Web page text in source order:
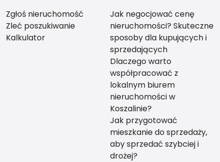
Zgłoś nieruchomość
Zleć poszukiwanie
Kalkulator
Jak negocjować cenę
nieruchomości? Skuteczne
sposoby dla kupujących i
sprzedających
Dlaczego warto
współpracować z
lokalnym biurem
nieruchomości w
Koszalinie?
Jak przygotować
mieszkanie do sprzedaży,
aby sprzedać szybciej i
drożej?